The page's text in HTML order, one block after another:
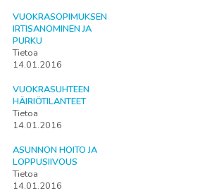
VUOKRASOPIMUKSEN
IRTISANOMINEN JA
PURKU
Tietoa
14.01.2016
VUOKRASUHTEEN
HÄIRIÖTILANTEET
Tietoa
14.01.2016
ASUNNON HOITO JA
LOPPUSIIVOUS
Tietoa
14.01.2016